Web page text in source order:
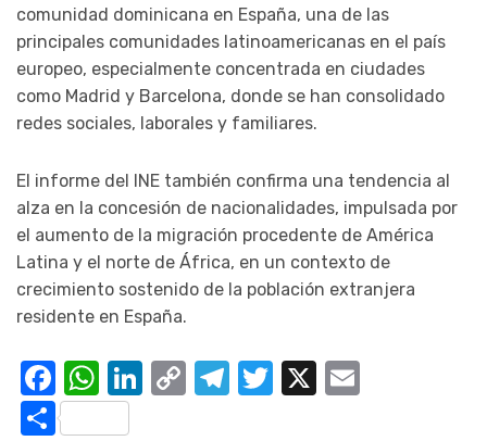
comunidad dominicana en España, una de las
principales comunidades latinoamericanas en el país
europeo, especialmente concentrada en ciudades
como Madrid y Barcelona, donde se han consolidado
redes sociales, laborales y familiares.
El informe del INE también confirma una tendencia al
alza en la concesión de nacionalidades, impulsada por
el aumento de la migración procedente de América
Latina y el norte de África, en un contexto de
crecimiento sostenido de la población extranjera
residente en España.
Facebook
WhatsApp
LinkedIn
CopyTelegram
Twitter
X
Compartir